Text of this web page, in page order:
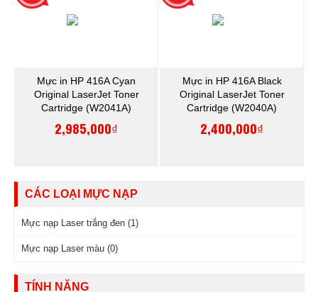
Mực in HP 416A Cyan
Original LaserJet Toner
Cartridge (W2041A)
2,985,000₫
Mực in HP 416A Black
Original LaserJet Toner
Cartridge (W2040A)
2,400,000₫
CÁC LOẠI MỰC NẠP
Mực nạp Laser trắng đen (1)
Mực nạp Laser màu (0)
TÍNH NĂNG